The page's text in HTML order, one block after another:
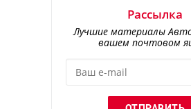
Рассылка
Лучшие материалы
вашем почтовом